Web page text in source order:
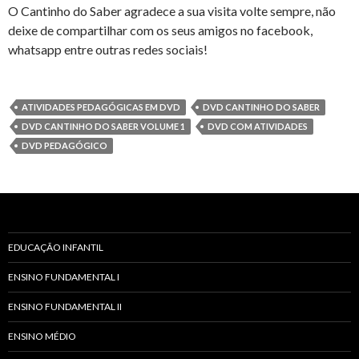
O Cantinho do Saber agradece a sua visita volte sempre, não
deixe de compartilhar com os seus amigos no facebook,
whatsapp entre outras redes sociais!
ATIVIDADES PEDAGÓGICAS EM DVD
DVD CANTINHO DO SABER
DVD CANTINHO DO SABER VOLUME 1
DVD COM ATIVIDADES
DVD PEDAGÓGICO
EDUCAÇÃO INFANTIL
ENSINO FUNDAMENTAL I
ENSINO FUNDAMENTAL II
ENSINO MÉDIO